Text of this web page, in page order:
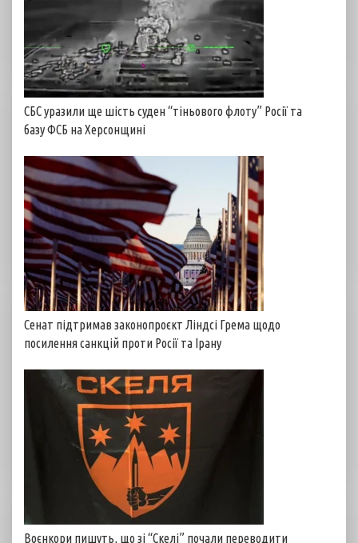
СБС уразили ще шість суден “тіньового флоту” Росії та
базу ФСБ на Херсонщині
Сенат підтримав законопроєкт Ліндсі Грема щодо
посилення санкцій проти Росії та Ірану
Воєнкори пишуть, що зі “Скелі” почали переводити